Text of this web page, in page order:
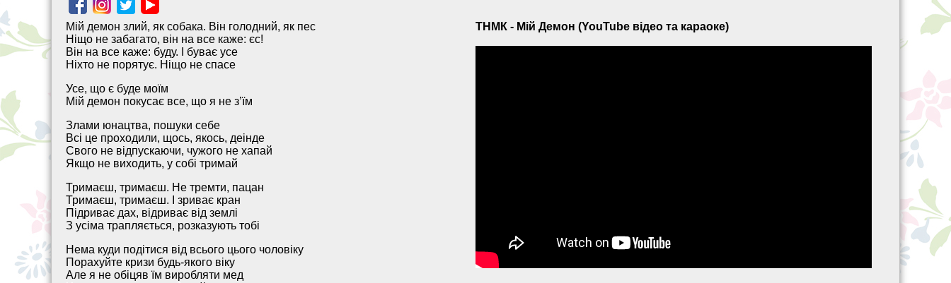
Мій демон злий, як собака. Він голодний, як пес
Ніщо не забагато, він на все каже: єс!
Він на все каже: буду. І буває усе
Ніхто не порятує. Ніщо не спасе
Усе, що є буде моїм
Мій демон покусає все, що я не з’їм
Злами юнацтва, пошуки себе
Всі це проходили, щось, якось, деінде
Свого не відпускаючи, чужого не хапай
Якщо не виходить, у собі тримай
Тримаєш, тримаєш. Не тремти, пацан
Тримаєш, тримаєш. І зриває кран
Підриває дах, відриває від землі
З усіма трапляється, розказують тобі
Нема куди подітися від всього цього чоловіку
Порахуйте кризи будь-якого віку
Але я не обіцяв їм виробляти мед
ТНМК - Мій Демон (YouTube відео та караоке)